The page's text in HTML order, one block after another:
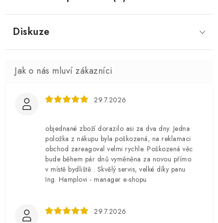
Diskuze
29.7.2026
objednané zboží dorazilo asi za dva dny. Jedna
položka z nákupu byla poškozená, na reklamaci
obchod zareagoval velmi rychle. Poškozená věc
bude během pár dnů vyměněna za novou přímo
v místě bydliště . Skvělý servis, velké díky panu
Ing. Hamplovi - manager e-shopu
29.7.2026